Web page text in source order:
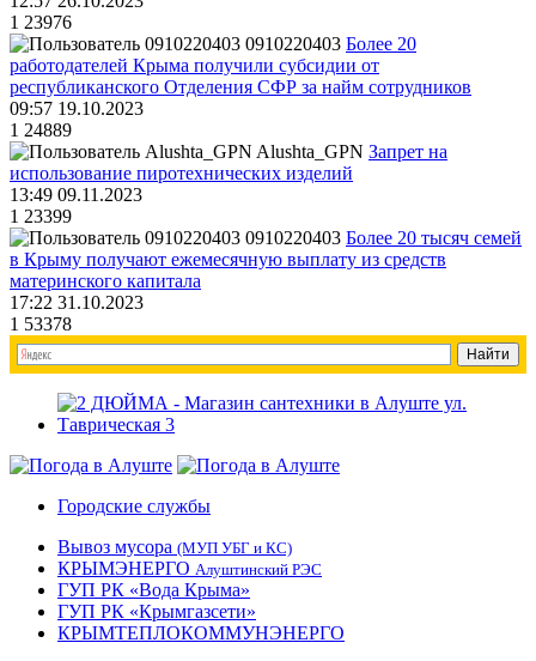
1 23976
0910220403 Более 20
работодателей Крыма получили субсидии от
республиканского Отделения СФР за найм сотрудников
09:57 19.10.2023
1 24889
Alushta_GPN Запрет на
использование пиротехнических изделий
13:49 09.11.2023
1 23399
0910220403 Более 20 тысяч семей
в Крыму получают ежемесячную выплату из средств
материнского капитала
17:22 31.10.2023
1 53378
Городские службы
Вывоз мусора (МУП УБГ и КС)
КРЫМЭНЕРГО Алуштинский РЭС
ГУП РК «Вода Крыма»
ГУП РК «Крымгазсети»
КРЫМТЕПЛОКОММУНЭНЕРГО